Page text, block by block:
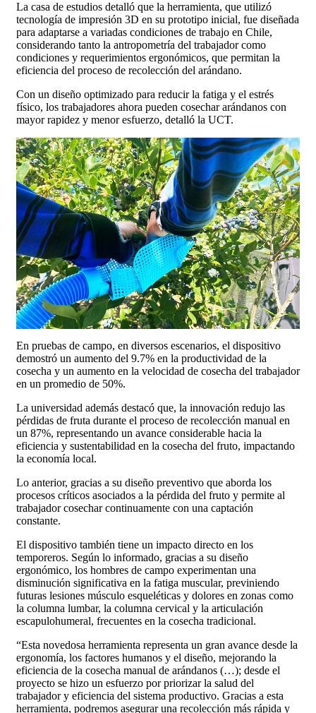
La casa de estudios detalló que la herramienta, que utilizó
tecnología de impresión 3D en su prototipo inicial, fue diseñada
para adaptarse a variadas condiciones de trabajo en Chile,
considerando tanto la antropometría del trabajador como
condiciones y requerimientos ergonómicos, que permitan la
eficiencia del proceso de recolección del arándano.
Con un diseño optimizado para reducir la fatiga y el estrés
físico, los trabajadores ahora pueden cosechar arándanos con
mayor rapidez y menor esfuerzo, detalló la UCT.
En pruebas de campo, en diversos escenarios, el dispositivo
demostró un aumento del 9.7% en la productividad de la
cosecha y un aumento en la velocidad de cosecha del trabajador
en un promedio de 50%.
La universidad además destacó que, la innovación redujo las
pérdidas de fruta durante el proceso de recolección manual en
un 87%, representando un avance considerable hacia la
eficiencia y sustentabilidad en la cosecha del fruto, impactando
la economía local.
Lo anterior, gracias a su diseño preventivo que aborda los
procesos críticos asociados a la pérdida del fruto y permite al
trabajador cosechar continuamente con una captación
constante.
El dispositivo también tiene un impacto directo en los
temporeros. Según lo informado, gracias a su diseño
ergonómico, los hombres de campo experimentan una
disminución significativa en la fatiga muscular, previniendo
futuras lesiones músculo esqueléticas y dolores en zonas como
la columna lumbar, la columna cervical y la articulación
escapulohumeral, frecuentes en la cosecha tradicional.
“Esta novedosa herramienta representa un gran avance desde la
ergonomía, los factores humanos y el diseño, mejorando la
eficiencia de la cosecha manual de arándanos (…); desde el
proyecto se hizo un esfuerzo por priorizar la salud del
trabajador y eficiencia del sistema productivo. Gracias a esta
herramienta, podremos asegurar una recolección más rápida y